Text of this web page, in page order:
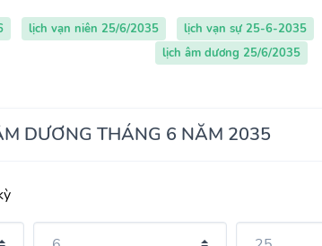
lịch vạn niên 25/6/2035 lịch vạn sự 25-6-2035
lịch âm dương 25/6/2035
DƯƠNG THÁNG 6 NĂM 2035